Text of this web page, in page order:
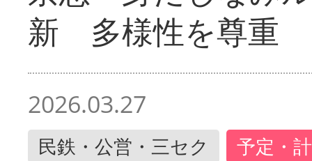
新 多様性を尊重
2026.03.27
民鉄・公営・三セク 予定・